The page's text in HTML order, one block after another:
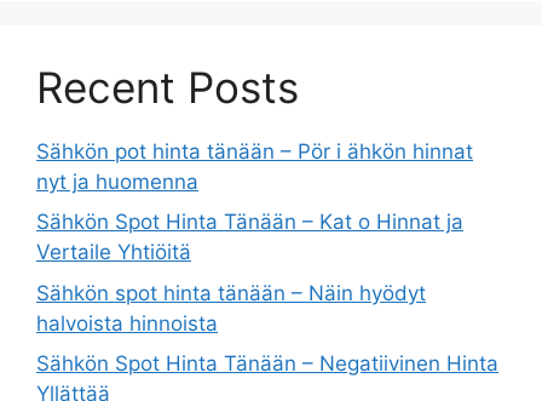
Recent Posts
Sähkön pot hinta tänään – Pör i ähkön hinnat
nyt ja huomenna
Sähkön Spot Hinta Tänään – Kat o Hinnat ja
Vertaile Yhtiöitä
Sähkön spot hinta tänään – Näin hyödyt
halvoista hinnoista
Sähkön Spot Hinta Tänään – Negatiivinen Hinta
Yllättää